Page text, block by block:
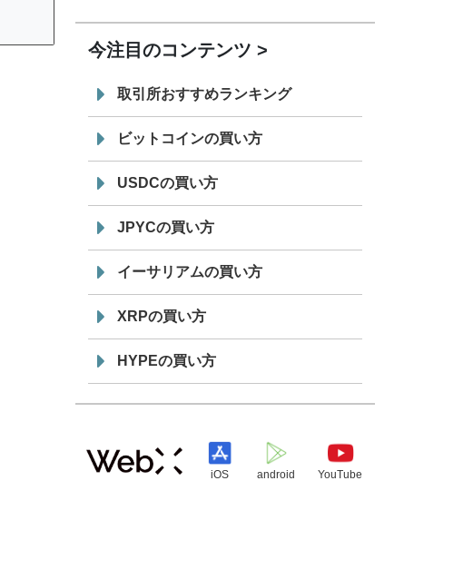
「 JPYC」を追加
19:30
てステーブルコイン「JPYSC」徹底解
説セミナーを開催
今注目のコンテンツ
取引所おすすめランキング
ビットコインの買い方
USDCの買い方
JPYCの買い方
イーサリアムの買い方
XRPの買い方
HYPEの買い方
iOS android YouTube